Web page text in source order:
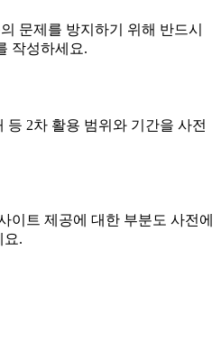
문제를 방지하기 위해 반드시
작성하세요.
등 2차 활용 범위와 기간을 사전
이트 제공에 대한 부분도 사전에
요.